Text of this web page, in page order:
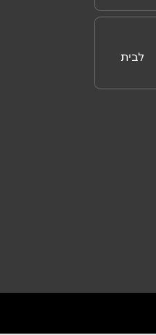
לבית